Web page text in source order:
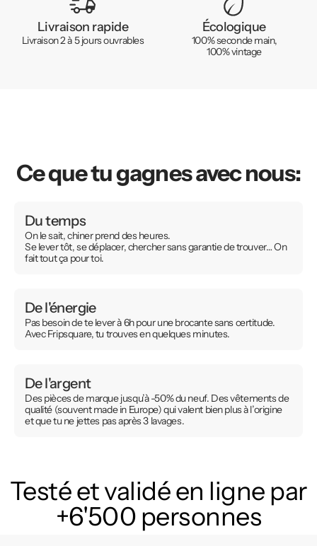
Livraison rapide
Livraison 2 à 5 jours ouvrables
Écologique
100% seconde main,
100% vintage
Ce que tu gagnes avec nous:
Du temps
On le sait, chiner prend des heures.
Se lever tôt, se déplacer, chercher sans garantie de trouver… On
fait tout ça pour toi.
De l'énergie
Pas besoin de te lever à 6h pour une brocante sans certitude.
Avec Fripsquare, tu trouves en quelques minutes.
De l'argent
Des pièces de marque jusqu’à -50% du neuf. Des vêtements de
qualité (souvent made in Europe) qui valent bien plus à l’origine
et que tu ne jettes pas après 3 lavages.
Testé et validé en ligne par
+6'500 personnes